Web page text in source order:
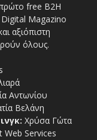
πρώτο free Β2Η
Magazino
αξιόπιστη
όλους.
Αντωνίου
Βελάνη
Χρύσα Γώτα
Web Services